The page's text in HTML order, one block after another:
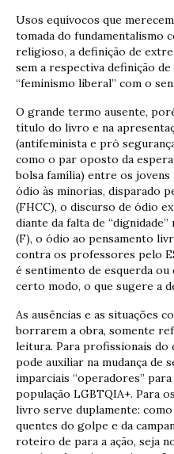
Usos equívocos que
tomada do fundamentalismo
religioso, a definição de
sem a respectiva definição
“feminismo liberal” com o
O grande termo ausente,
título do livro e na
(antifeminista e pró
como o par oposto da
bolsa família) entre os
ódio às minorias, disparado
(FHCC), o discurso de ódio
diante da falta de
(F), o ódio ao pensamento
contra os professores pelo
é sentimento de esquerda
certo modo, o que sugere a
As ausências e as situações
borrarem a obra, somente
leitura. Para profissionais
pode auxiliar na mudança de
imparciais “operadores” para
população LGBTQIA+. Para
livro serve duplamente:
quentes do golpe e da
roteiro de para a ação, seja